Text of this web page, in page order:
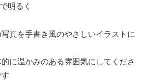
明るく
真を手書き風のやさしいイラストに
に温かみのある雰囲気にしてくださ